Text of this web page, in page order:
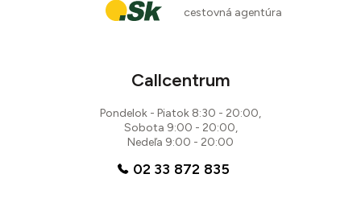
cestovná agentúra
Callcentrum
Pondelok - Piatok 8:30 - 20:00,
Sobota 9:00 - 20:00,
Nedeľa 9:00 - 20:00
02 33 872 835